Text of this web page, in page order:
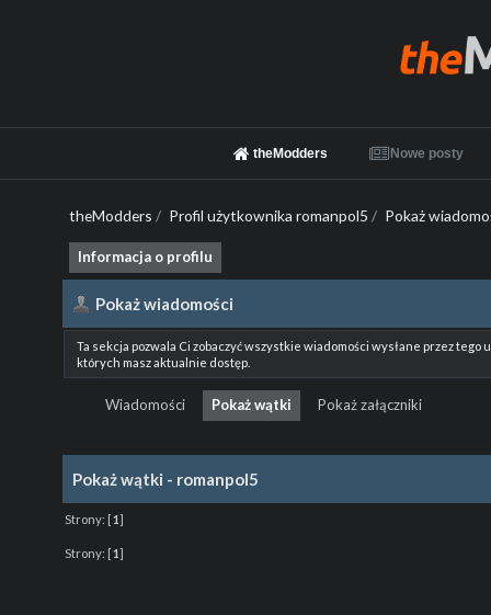
theModders Nowe posty
theModders / Profil użytkownika romanpol5 / Pokaż
Informacja o profilu
Pokaż wiadomości
Ta sekcja pozwala Ci zobaczyć wszystkie wiadomości wysłane przez
których masz aktualnie dostęp.
Wiadomości Pokaż wątki Pokaż załączniki
Pokaż wątki - romanpol5
Strony: [1]
Strony: [1]